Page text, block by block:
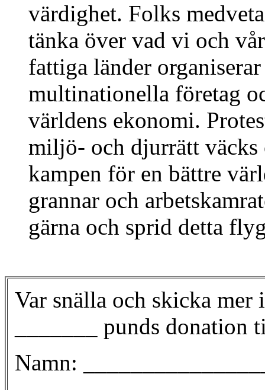
värdighet. Folks
tänka över vad vi och
fattiga länder
multinationella företag
världens ekonomi.
miljö- och djurrätt
kampen för en bättre
grannar och
gärna och sprid detta
Var snälla och skicka
_______ punds donation
Namn: